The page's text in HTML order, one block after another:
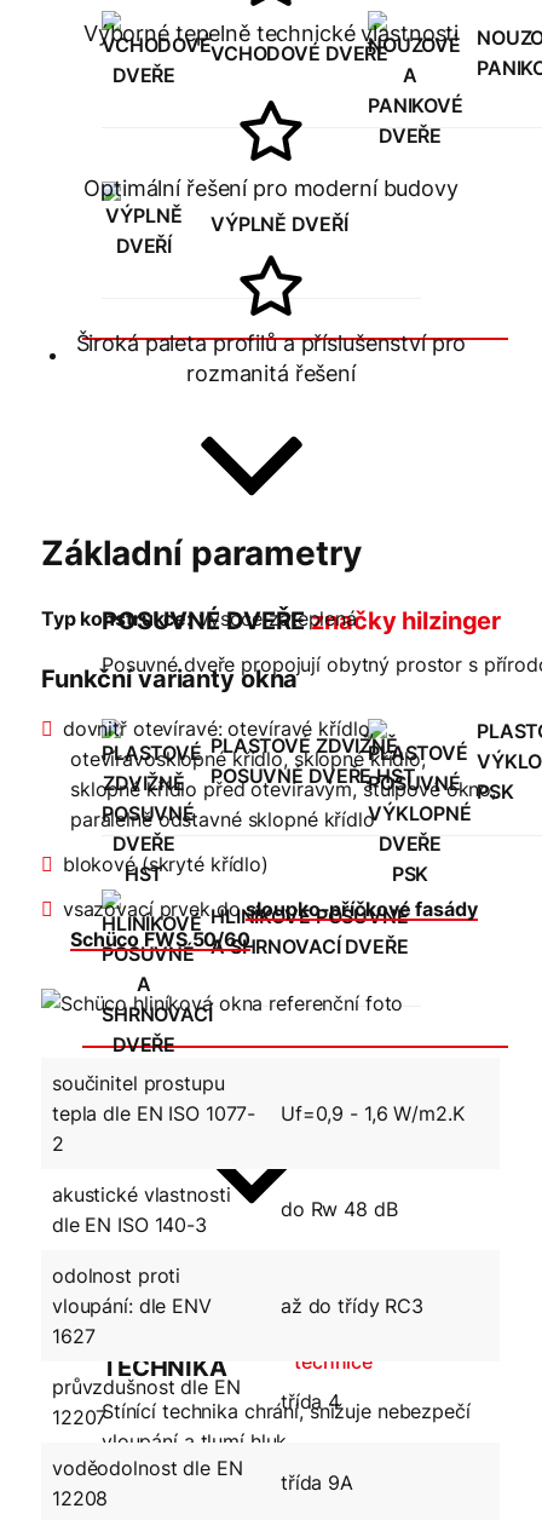
VCHODOVÉ DVEŘE
VÝPLNĚ DVEŘÍ
Posuvné dveře
POSUVNÉ DVEŘEznačky hilzinger
Posuvné dveře propojují obytný prostor s
PLASTOVÉ ZDVIŽNĚ
POSUVNÉ DVEŘE HST
PSK
HLINÍKOVÉ POSUVNÉ
A SHRNOVACÍ DVEŘE
TECHNIKA
technice
Stínící technika chrání, snižuje nebezpečí
vloupání a tlumí hluk.
Výborné tepelně technické vlastnosti
Optimální řešení pro moderní budovy
Široká paleta profilů a příslušenství pro
rozmanitá řešení
Základní parametry
Typ konstrukce:vysoce zateplená
Funkční varianty okna
dovnitř otevíravé: otevíravé křídlo,
otevíravosklopné křídlo, sklopné křídlo,
sklopné křídlo před otevíravým, štulpové okno,
paralelně odstavné sklopné křídlo
blokové (skryté křídlo)
vsazovací prvek dosloupko-příčkové fasády
Schüco FWS 50/60
součinitel prostupu
tepla dle EN ISO 1077-
2
Uf=0,9 - 1,6 W/m2.K
akustické vlastnosti
dle EN ISO 140-3
do Rw 48 dB
odolnost proti
vloupání: dle ENV
1627
až do třídy RC3
průvzdušnost dle EN
12207
třída 4
voděodolnost dle EN
12208
třída 9A